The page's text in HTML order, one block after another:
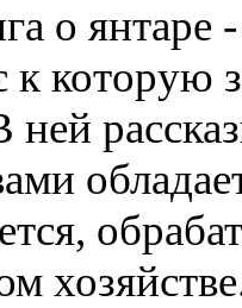
о янтаре
к которую
ней